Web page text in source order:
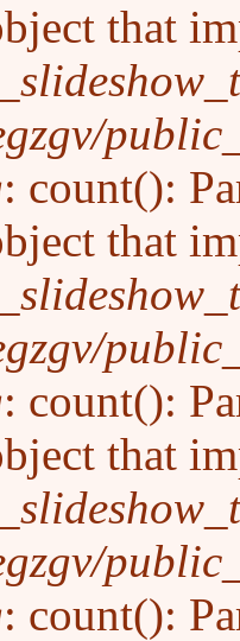
that
: count():
that
: count():
that
: count():